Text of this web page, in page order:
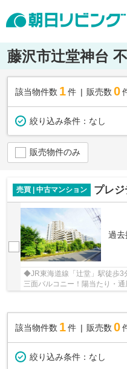
藤沢市辻堂神台
該当物件数 1件 販売数 0
絞り込み条件： なし
販売物件のみ
売買 | 中古マンション プレジ
過去
◆JR東海道線「辻堂」駅徒歩3
三面バルコニー！陽当たり・
該当物件数 1件 販売数 0
絞り込み条件： なし